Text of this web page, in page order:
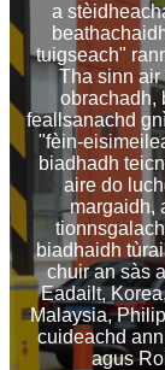
a
tuigseach"
Tha sinn
obrachadh,
feallsanachd
"fèin-
biadhadh
aire do
margaidh,
biadhaidh
chuir an sàs
Eadailt,
Malaysia,
cuideachd
agus